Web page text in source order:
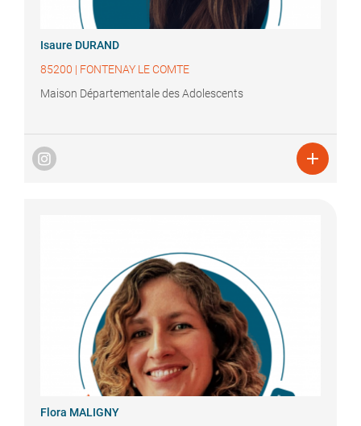
Isaure DURAND
85200 | FONTENAY LE COMTE
Maison Départementale des Adolescents

Flora MALIGNY